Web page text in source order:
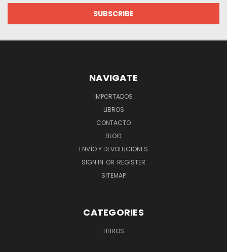
NAVIGATE
IMPORTADOS
LIBROS
CONTACTO
BLOG
ENVÍO Y DEVOLUCIONES
SIGN IN OR REGISTER
SITEMAP
CATEGORIES
LIBROS